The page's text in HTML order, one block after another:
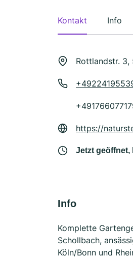
Kontakt Info
Rottlandstr. 3,
https://
Jetzt geöffnet,
Info
Komplette
Schollbach,
Köln/Bonn und